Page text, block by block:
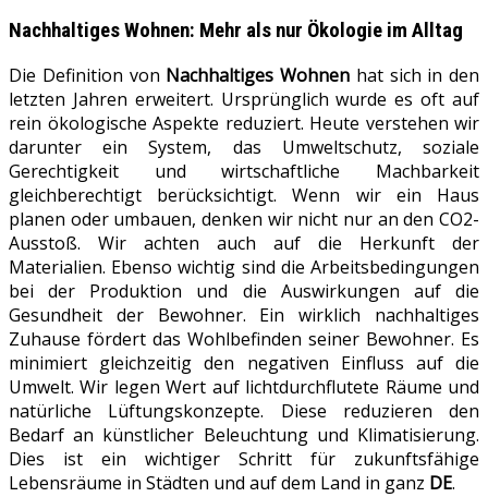
Nachhaltiges Wohnen: Mehr als nur Ökologie im Alltag
Die Definition von Nachhaltiges Wohnen hat sich in den
letzten Jahren erweitert. Ursprünglich wurde es oft auf
rein ökologische Aspekte reduziert. Heute verstehen wir
darunter ein System, das Umweltschutz, soziale
Gerechtigkeit und wirtschaftliche Machbarkeit
gleichberechtigt berücksichtigt. Wenn wir ein Haus
planen oder umbauen, denken wir nicht nur an den CO2-
Ausstoß. Wir achten auch auf die Herkunft der
Materialien. Ebenso wichtig sind die Arbeitsbedingungen
bei der Produktion und die Auswirkungen auf die
Gesundheit der Bewohner. Ein wirklich nachhaltiges
Zuhause fördert das Wohlbefinden seiner Bewohner. Es
minimiert gleichzeitig den negativen Einfluss auf die
Umwelt. Wir legen Wert auf lichtdurchflutete Räume und
natürliche Lüftungskonzepte. Diese reduzieren den
Bedarf an künstlicher Beleuchtung und Klimatisierung.
Dies ist ein wichtiger Schritt für zukunftsfähige
Lebensräume in Städten und auf dem Land in ganz DE.